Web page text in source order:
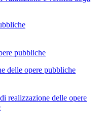
pubbliche
delle opere pubbliche
realizzazione delle opere